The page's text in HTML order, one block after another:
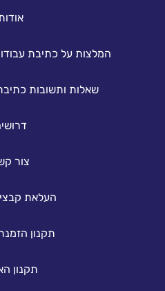
המלצות על כתיבת
שאלות ותשובות
צור
העלאת
תקנון
תקנון